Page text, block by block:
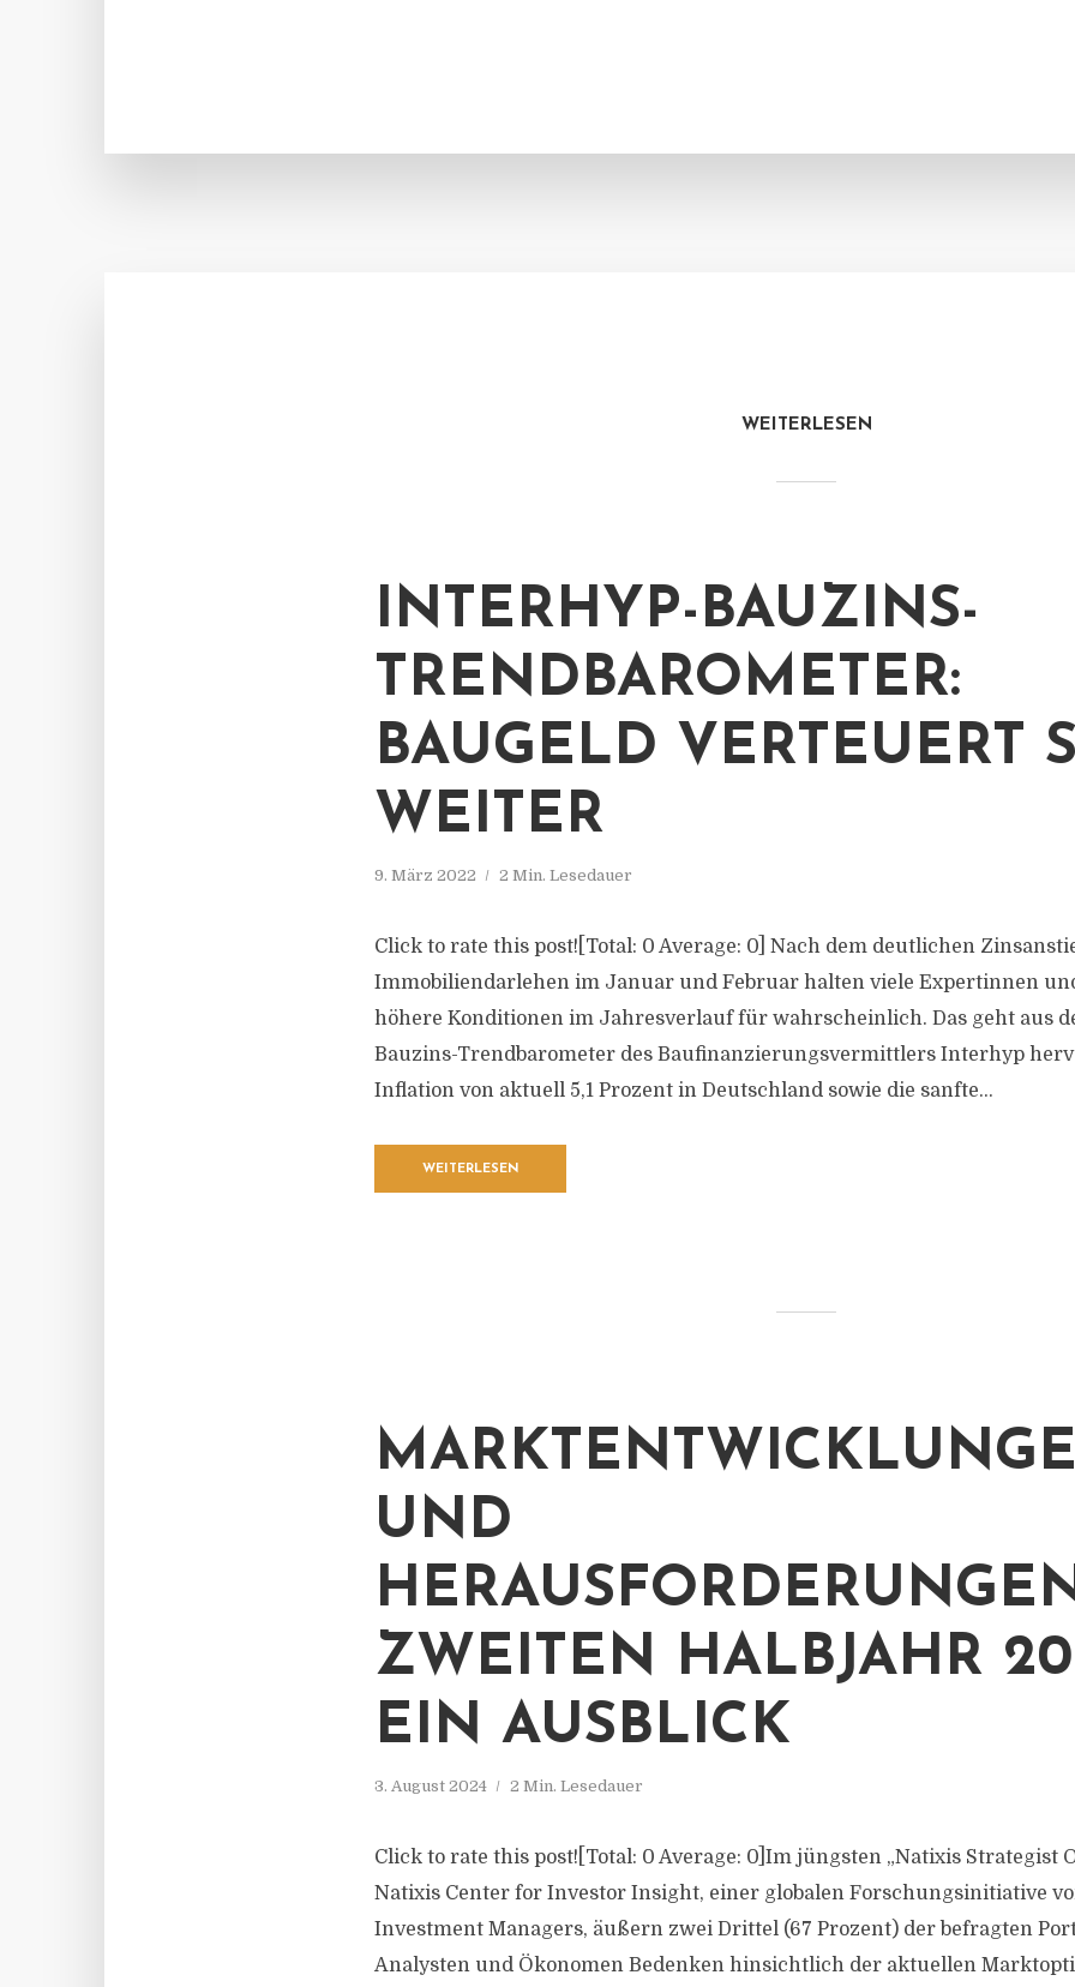
WEITERLESEN
INTERHYP-BAUZINS-
TRENDBAROMETER:
BAUGELD VERTEUERT
WEITER
9. März 2022 2 Min. Lesedauer
Click to rate this post![Total: 0 Average: 0] Nach dem deutlichen
Immobiliendarlehen im Januar und Februar halten viele Expertinnen
höhere Konditionen im Jahresverlauf für wahrscheinlich. Das geht aus
Bauzins-Trendbarometer des Baufinanzierungsvermittlers Interhyp
Inflation von aktuell 5,1 Prozent in Deutschland sowie die sanfte...
WEITERLESEN
UND
ZWEITEN HALBJAHR
EIN AUSBLICK
3. August 2024 2 Min. Lesedauer
Click to rate this post![Total: 0 Average: 0]Im jüngsten „Natixis Strategist
Natixis Center for Investor Insight, einer globalen Forschungsinitiative
Investment Managers, äußern zwei Drittel (67 Prozent) der befragten
Analysten und Ökonomen Bedenken hinsichtlich der aktuellen